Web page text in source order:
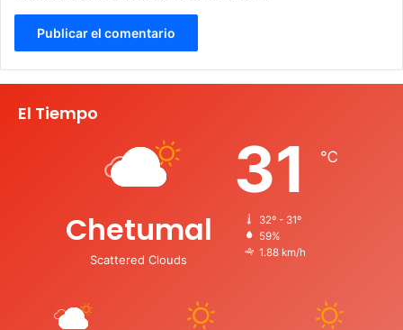
El Tiempo
Chetumal
Scattered Clouds
31 ℃
32º - 31º
59%
1.88 km/h